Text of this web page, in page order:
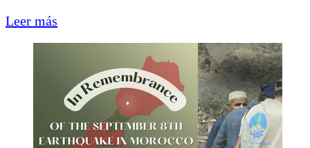
Leer más